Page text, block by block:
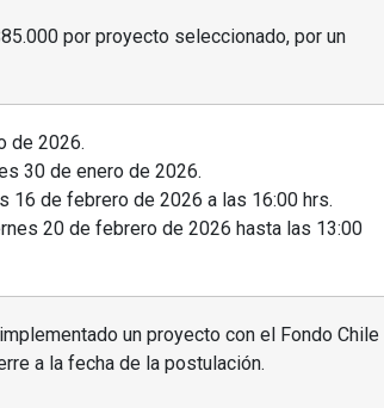
por proyecto seleccionado, por un
de 2026.
30 de enero de 2026.
16 de febrero de 2026 a las 16:00 hrs.
20 de febrero de 2026 hasta las 13:00
un proyecto con el Fondo Chile
a la fecha de la postulación.